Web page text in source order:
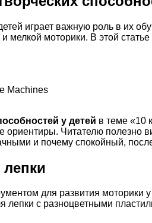
играет важную роль в их
мелкой моторики. В этой
Machines
у детей в теме «10
ориентиры. Читателю полезно
и почему спокойный,
для развития моторики
лепки с разноцветными